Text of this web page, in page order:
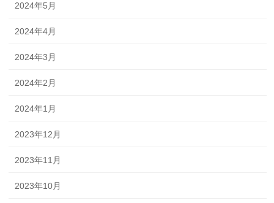
2024年5月
2024年4月
2024年3月
2024年2月
2024年1月
2023年12月
2023年11月
2023年10月